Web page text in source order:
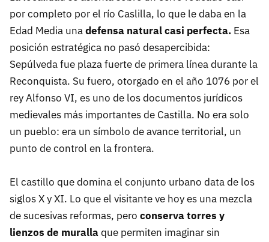
por completo por el río Caslilla, lo que le daba en la
Edad Media unadefensa natural casi perfecta. Esa
posición estratégica no pasó desapercibida:
Sepúlveda fue plaza fuerte de primera línea durante la
Reconquista. Su fuero, otorgado en el año 1076 por el
rey Alfonso VI, es uno de los documentos jurídicos
medievales más importantes de Castilla. No era solo
un pueblo: era un símbolo de avance territorial, un
punto de control en la frontera.
El castillo que domina el conjunto urbano data de los
siglos X y XI. Lo que el visitante ve hoy es una mezcla
de sucesivas reformas, pero conserva torres y
lienzos de murallaque permiten imaginar sin